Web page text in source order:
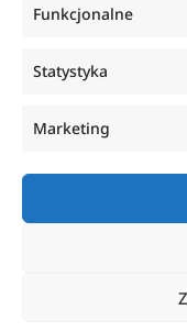
Funkcjonalne
Statystyka
Marketing
Copyright © 2023